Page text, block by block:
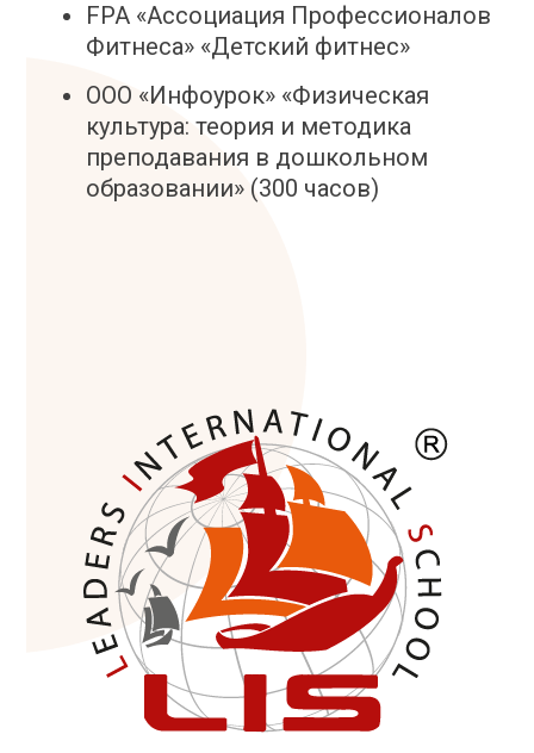
FPA «Ассоциация Профессионалов
Фитнеса» «Детский фитнес»
ООО «Инфоурок» «Физическая
культура: теория и методика
преподавания в дошкольном
образовании» (300 часов)